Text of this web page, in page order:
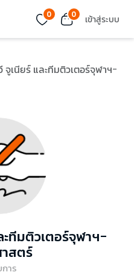
0 0 เข้าสู่ระบบ
จูเนียร์ และทีมติวเตอร์จุฬาฯ-
ะทีมติวเตอร์จุฬาฯ-
สตร์
าร